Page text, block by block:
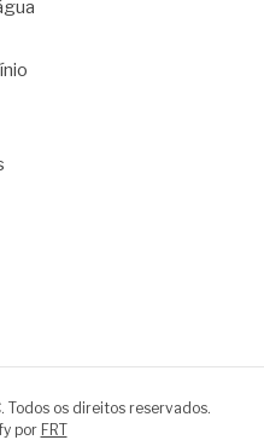
Todos os direitos reservados.
por FRT